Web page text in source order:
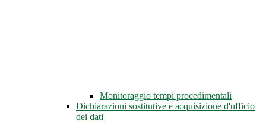
Monitoraggio tempi procedimentali
Dichiarazioni sostitutive e acquisizione d'ufficio
dei dati